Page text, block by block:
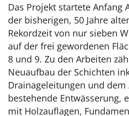
Das Projekt startete Anfang
der bisherigen, 50 Jahre
Rekordzeit von nur sieben
auf der frei gewordenen
8 und 9. Zu den Arbeiten
Neuaufbau der Schichten
Drainageleitungen und dem
bestehende Entwässerung,
mit Holzauflagen,